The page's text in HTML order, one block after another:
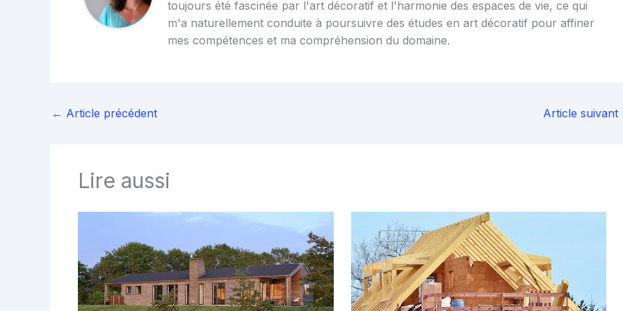
toujours été fascinée par l'art décoratif et l'harmonie des espaces de vie, ce qui
m'a naturellement conduite à poursuivre des études en art décoratif pour affiner
mes compétences et ma compréhension du domaine.
← Article précédent Article suivant
Lire aussi